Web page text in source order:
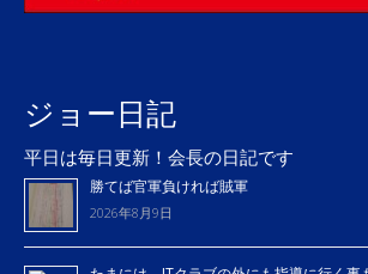
ジョー日記
平日は毎日更新！会長の日記です
勝てば官軍負ければ賊軍
2026年8月9日